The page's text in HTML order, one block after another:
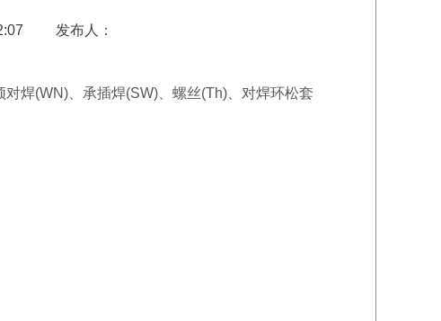
发布人：
焊(WN)、承插焊(SW)、螺丝(Th)、对焊环松套